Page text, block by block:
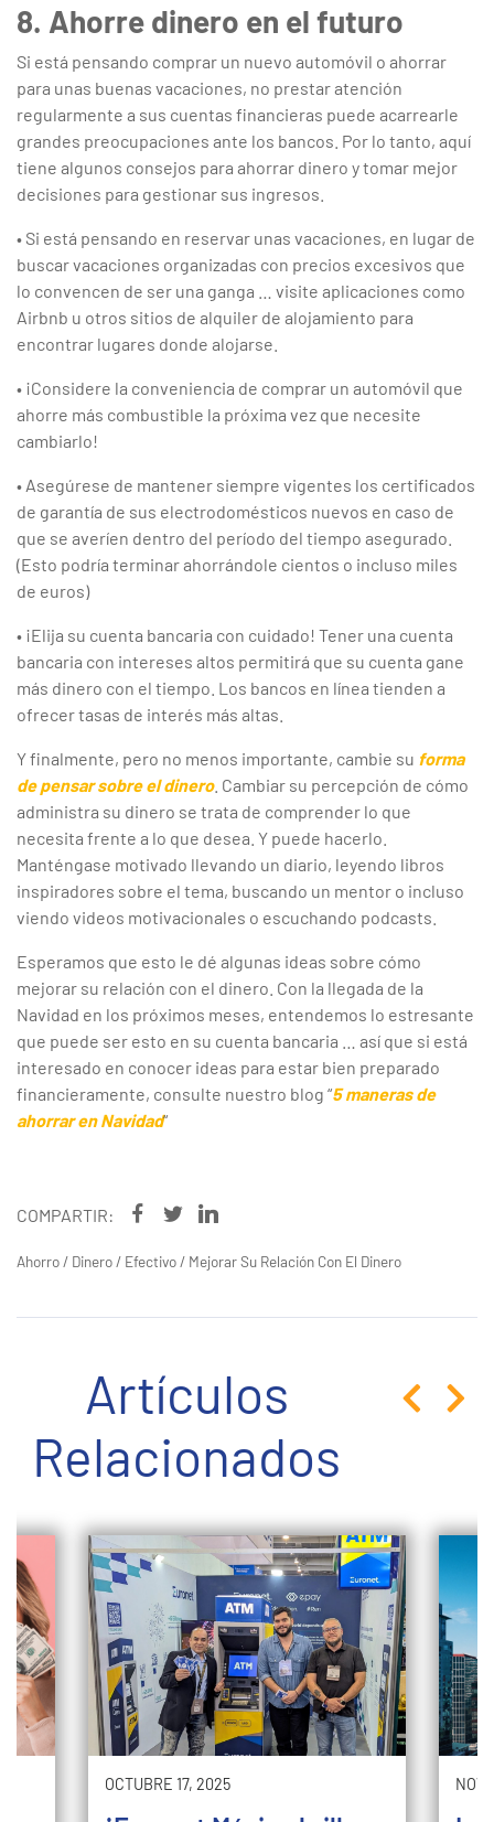
8. Ahorre dinero en el futuro
Si está pensando comprar un nuevo automóvil o ahorrar
para unas buenas vacaciones, no prestar atención
regularmente a sus cuentas financieras puede acarrearle
grandes preocupaciones ante los bancos. Por lo tanto, aquí
tiene algunos consejos para ahorrar dinero y tomar mejor
decisiones para gestionar sus ingresos.
• Si está pensando en reservar unas vacaciones, en lugar de
buscar vacaciones organizadas con precios excesivos que
lo convencen de ser una ganga … visite aplicaciones como
Airbnb u otros sitios de alquiler de alojamiento para
encontrar lugares donde alojarse.
• ¡Considere la conveniencia de comprar un automóvil que
ahorre más combustible la próxima vez que necesite
cambiarlo!
• Asegúrese de mantener siempre vigentes los certificados
de garantía de sus electrodomésticos nuevos en caso de
que se averíen dentro del período del tiempo asegurado.
(Esto podría terminar ahorrándole cientos o incluso miles
de euros)
• ¡Elija su cuenta bancaria con cuidado! Tener una cuenta
bancaria con intereses altos permitirá que su cuenta gane
más dinero con el tiempo. Los bancos en línea tienden a
ofrecer tasas de interés más altas.
Y finalmente, pero no menos importante, cambie su forma
de pensar sobre el dinero. Cambiar su percepción de cómo
administra su dinero se trata de comprender lo que
necesita frente a lo que desea. Y puede hacerlo.
Manténgase motivado llevando un diario, leyendo libros
inspiradores sobre el tema, buscando un mentor o incluso
viendo videos motivacionales o escuchando podcasts.
Esperamos que esto le dé algunas ideas sobre cómo
mejorar su relación con el dinero. Con la llegada de la
Navidad en los próximos meses, entendemos lo estresante
que puede ser esto en su cuenta bancaria … así que si está
interesado en conocer ideas para estar bien preparado
financieramente, consulte nuestro blog “5 maneras de
ahorrar en Navidad“
COMPARTIR:
Ahorro / Dinero / Efectivo / Mejorar Su Relación Con El Dinero
Artículos
Relacionados
OCTUBRE 17, 2025